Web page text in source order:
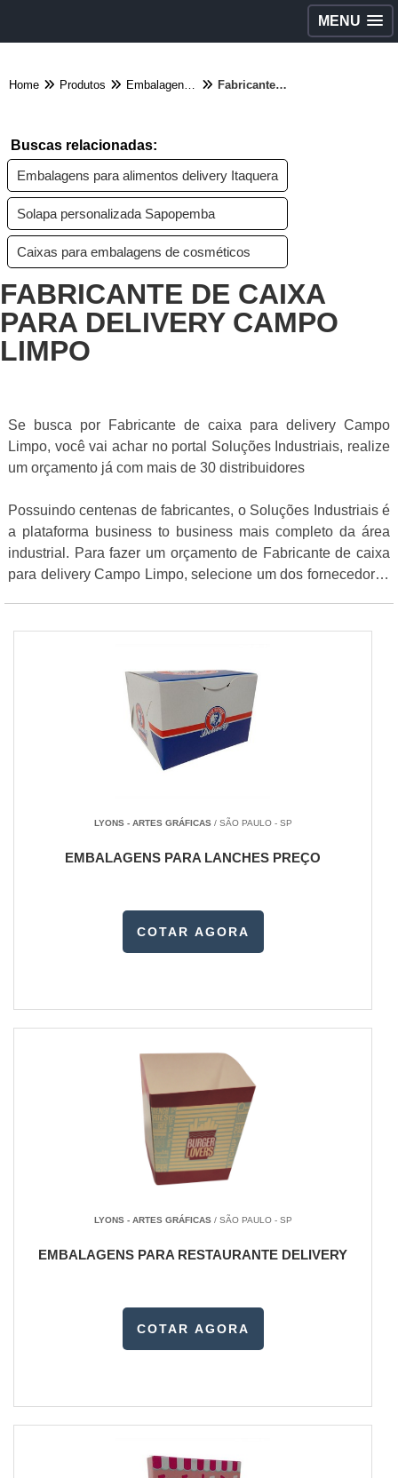
MENU
Home Produtos Embalagens diversas - Categoria Fabricante de caixa para delivery Campo Limpo
Buscas relacionadas:
Embalagens para alimentos delivery Itaquera
Solapa personalizada Sapopemba
Caixas para embalagens de cosméticos
FABRICANTE DE CAIXA
PARA DELIVERY CAMPO
LIMPO
Se busca por Fabricante de caixa para delivery Campo
Limpo, você vai achar no portal Soluções Industriais, realize
um orçamento já com mais de 30 distribuidores
Possuindo centenas de fabricantes, o Soluções Industriais é
a plataforma business to business mais completo da área
industrial. Para fazer um orçamento de Fabricante de caixa
para delivery Campo Limpo, selecione um dos fornecedores
LYONS - ARTES GRÁFICAS/ SÃO PAULO - SP
EMBALAGENS PARA LANCHES PREÇO
COTAR AGORA
LYONS - ARTES GRÁFICAS/ SÃO PAULO - SP
EMBALAGENS PARA RESTAURANTE DELIVERY
COTAR AGORA